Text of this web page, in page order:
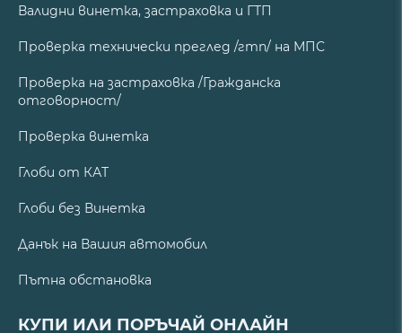
Валидни винетка, застраховка и ГТП
Проверка технически преглед /гтп/ на МПС
Проверка на застраховка /Гражданска
отговорност/
Проверка винетка
Глоби от КАТ
Глоби без Винетка
Данък на Вашия автомобил
Пътна обстановка
КУПИ ИЛИ ПОРЪЧАЙ ОНЛАЙН